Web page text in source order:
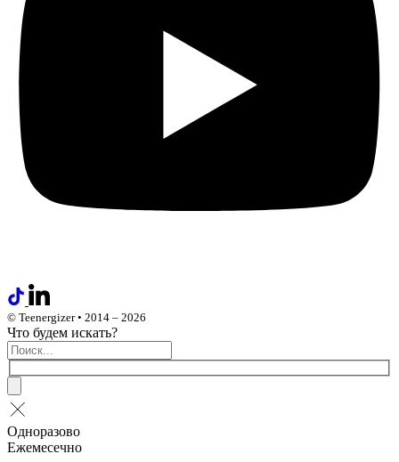
© Teenergizer • 2014 – 2026
Что будем искать?
Одноразово
Ежемесечно